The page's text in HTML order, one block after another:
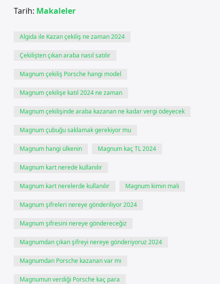
Tarih: Makaleler
Algida ile Kazan çekiliş ne zaman 2024
Çekilişten çıkan araba nasıl satılır
Magnum çekiliş Porsche hangi model
Magnum çekilişe katıl 2024 ne zaman
Magnum çekilişinde araba kazanan ne kadar vergi ödeyecek
Magnum çubuğu saklamak gerekiyor mu
Magnum hangi ülkenin Magnum kaç TL 2024
Magnum kart nerede kullanılır
Magnum kart nerelerde kullanılır Magnum kimin malı
Magnum şifreleri nereye gönderiliyor 2024
Magnum şifresini nereye göndereceğiz
Magnumdan çıkan şifreyi nereye gönderiyoruz 2024
Magnumdan Porsche kazanan var mı
Magnumun verdiği Porsche kaç para